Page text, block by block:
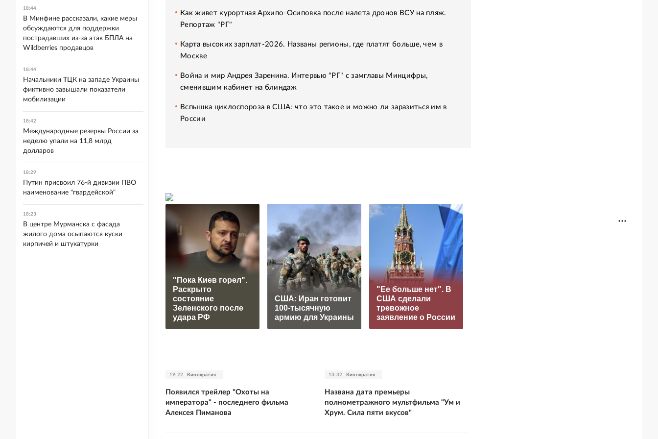
Как живет курортная Архипо-Осиповка после налета дронов ВСУ на пляж.
Репортаж "РГ"
Карта высоких зарплат-2026. Названы регионы, где платят больше, чем в
Москве
Война и мир Андрея Заренина. Интервью "РГ" с замглавы Минцифры,
сменившим кабинет на блиндаж
Вспышка циклоспороза в США: что это такое и можно ли заразиться им в
России
"Пока Киев горел".
Раскрыто
состояние
Зеленского после
удара РФ
США: Иран готовит
100-тысячную
армию для Украины
"Ее больше нет". В
США сделали
тревожное
заявление о России
19:22 Кинократия
Появился трейлер "Охоты на
императора" - последнего фильма
Алексея Пиманова
13:32 Кинократия
Названа дата премьеры
полнометражного мультфильма "Ум и
Хрум. Сила пяти вкусов"
18:44
В Минфине рассказали, какие меры
обсуждаются для поддержки
пострадавших из-за атак БПЛА на
Wildberries продавцов
18:44
Начальники ТЦК на западе Украины
фиктивно завышали показатели
мобилизации
18:42
Международные резервы России за
неделю упали на 11,8 млрд
долларов
18:29
Путин присвоил 76-й дивизии ПВО
наименование "гвардейской"
18:23
В центре Мурманска с фасада
жилого дома осыпаются куски
кирпичей и штукатурки